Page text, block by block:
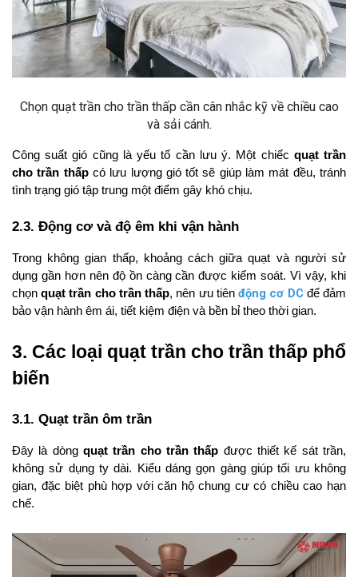
Chọn quạt trần cho trần thấp cần cân nhắc kỹ về chiều cao
và sải cánh.
Công suất gió cũng là yếu tố cần lưu ý. Một chiếc quạt trần
cho trần thấp có lưu lượng gió tốt sẽ giúp làm mát đều, tránh
tình trạng gió tập trung một điểm gây khó chịu.
2.3. Động cơ và độ êm khi vận hành
Trong không gian thấp, khoảng cách giữa quạt và người sử
dụng gần hơn nên độ ồn càng cần được kiểm soát. Vì vậy, khi
chọn quạt trần cho trần thấp, nên ưu tiên động cơ DC để đảm
bảo vận hành êm ái, tiết kiệm điện và bền bỉ theo thời gian.
3. Các loại quạt trần cho trần thấp phổ
biến
3.1. Quạt trần ôm trần
Đây là dòng quạt trần cho trần thấp được thiết kế sát trần,
không sử dụng ty dài. Kiểu dáng gọn gàng giúp tối ưu không
gian, đặc biệt phù hợp với căn hộ chung cư có chiều cao hạn
chế.